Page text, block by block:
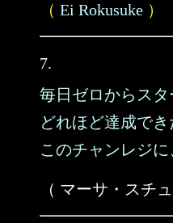
（ Ei Rokusuke ）
7.
毎日ゼロからスタ
どれほど達成でき
このチャンレジに
（ マーサ・スチ